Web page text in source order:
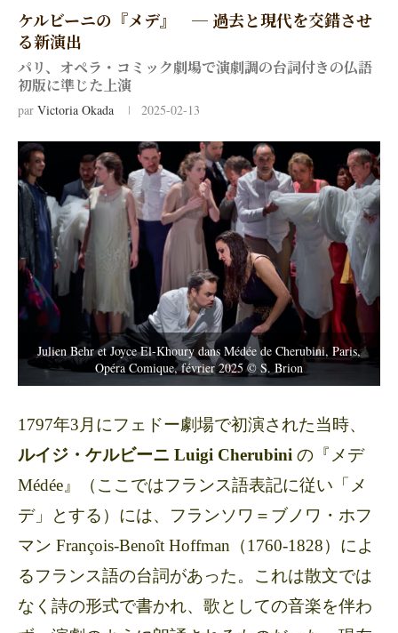
ケルビーニの『メデ』 ─ 過去と現代を交錯させ
る新演出
パリ、オペラ・コミック劇場で演劇調の台詞付きの仏語
初版に準じた上演
par Victoria Okada 2025-02-13
Julien Behr et Joyce El-Khoury dans Médée de Cherubini, Paris,
Opéra Comique, février 2025 © S. Brion
1797年3 月にフェドー劇場で初演された当時、
ルイジ・ケルビーニ Luigi Cherubini の『メデ
Médée 』（ここではフランス語表記に従い「メ
デ」とする）には、フランソワ＝ブノワ・ホフ
マン François-Benoît Hoffman（1760-1828）によ
るフランス語の台詞があった。これは散文では
なく詩の形式で書かれ、歌としての音楽を伴わ